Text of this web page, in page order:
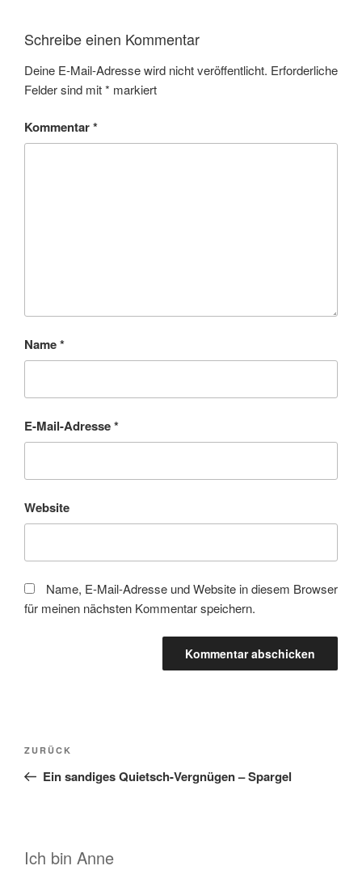
Schreibe einen Kommentar
Deine E-Mail-Adresse wird nicht veröffentlicht. Erforderliche
Felder sind mit* markiert
Kommentar*
Name*
E-Mail-Adresse*
Website
Name, E-Mail-Adresse und Website in diesem Browser
für meinen nächsten Kommentar speichern.
Beitragsnavigation
Vorheriger
Beitrag
ZURÜCK
Ein sandiges Quietsch-Vergnügen – Spargel
Ich bin Anne